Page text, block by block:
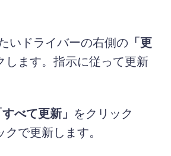
いドライバーの右側の 「更
します。指示に従って更新
すべて更新」 をクリック
で更新します。